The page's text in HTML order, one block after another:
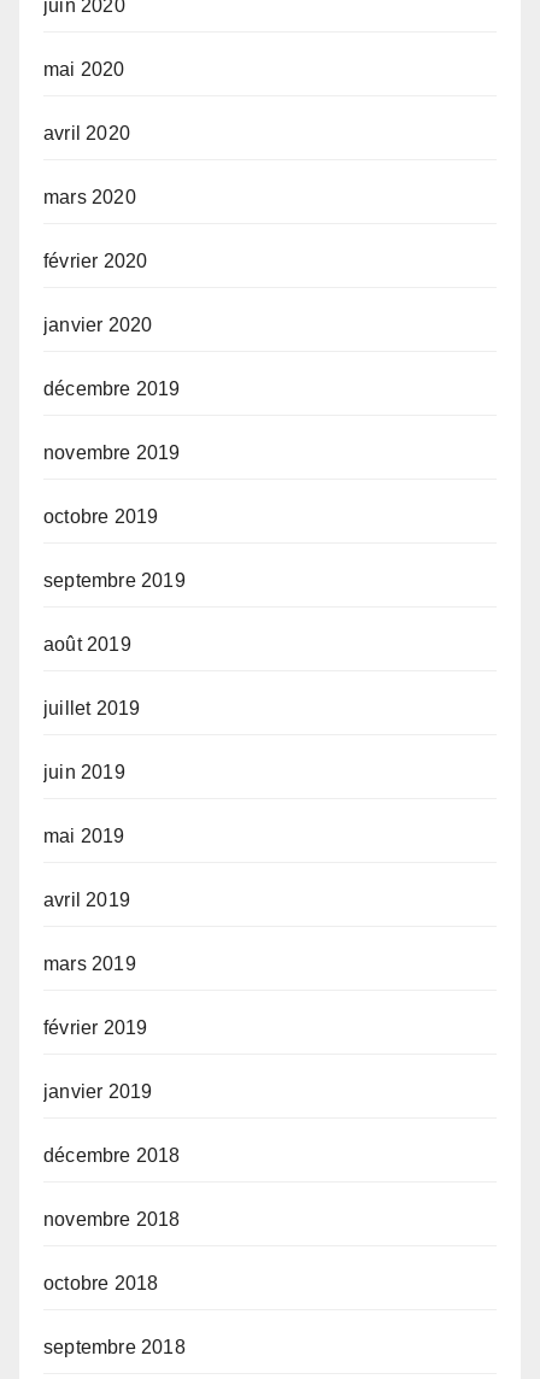
juin 2020
mai 2020
avril 2020
mars 2020
février 2020
janvier 2020
décembre 2019
novembre 2019
octobre 2019
septembre 2019
août 2019
juillet 2019
juin 2019
mai 2019
avril 2019
mars 2019
février 2019
janvier 2019
décembre 2018
novembre 2018
octobre 2018
septembre 2018